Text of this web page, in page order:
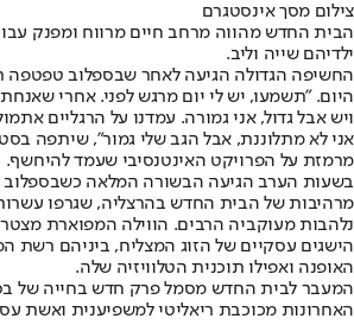
צילום מסך אינסטגרם
הבית החדש מהווה מרחב חיים מרווח ומפנק
ילדיהם שייה וליב.
החשיפה הגדולה הגיעה לאחר שבספלוב טפטפה
היום. "תשמעו, יש לי יום מרגש לפני. אחרי
אני לא מתלוננת, אבל הגב שלי גמור", שיתפה
מרמזת על הפרויקט האינטנסיבי שעמד להיחשף.
בשעות הערב הגיעה הבשורה המלאה
מרהיבות של הבית החדש בהרצליה, שגרפו עשרות
נלהבות מעוקביה הרבים. הווילה המפוארת
הישגים עסקיים של הזוג המצליח, ביניהם רשת
האופנה ואפילו תוכנית הטלוויזיה שלה.
המעבר לבית החדש מסמל פרק חדש בחייה של
האחרונות מכוכבת ריאליטי למשפיענית ואשת